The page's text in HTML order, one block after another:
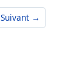
Suivant →